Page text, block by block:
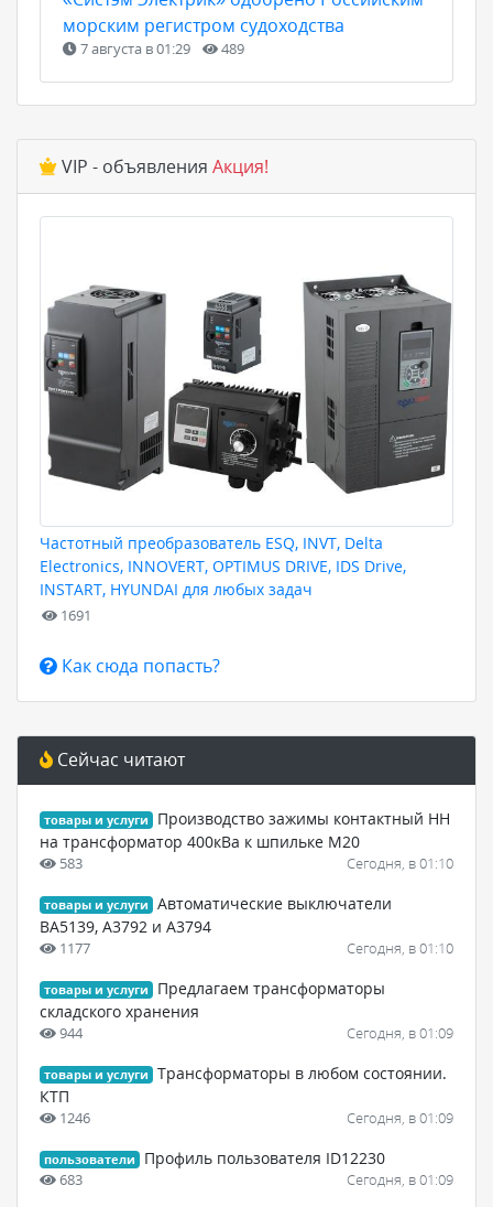
морским регистром судоходства
7 августа в 01:29 489
VIP - объявления Акция!
Частотный преобразователь ESQ, INVT, Delta
Electronics, INNOVERT, OPTIMUS DRIVE, IDS Drive,
INSTART, HYUNDAI для любых задач
1691
Как сюда попасть?
Сейчас читают
товары и услуги
Производство зажимы контактный НН
на трансформатор 400кВа к шпильке М20
583 Сегодня, в 01:10
товары и услуги
Автоматические выключатели
ВА5139, А3792 и А3794
1177 Сегодня, в 01:10
товары и услуги
Предлагаем трансформаторы
складского хранения
944 Сегодня, в 01:09
товары и услуги
Трансформаторы в любом состоянии.
КТП
1246 Сегодня, в 01:09
пользователи Профиль пользователя ID12230
683 Сегодня, в 01:09